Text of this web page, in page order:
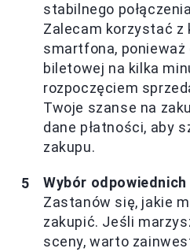
stabilnego
Zalecam korzystać
smartfona,
biletowej na kilka
rozpoczęciem
Twoje szanse na
dane płatności, aby
zakupu.
Wybór odpowiednich
Zastanów się, jakie
zakupić. Jeśli
sceny, warto